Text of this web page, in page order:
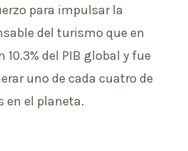
para impulsar la
del turismo que en
del PIB global y fue
uno de cada cuatro de
en el planeta.